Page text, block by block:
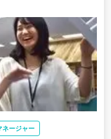
ネージャー